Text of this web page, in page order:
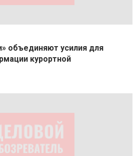
объединяют усилия для
курортной